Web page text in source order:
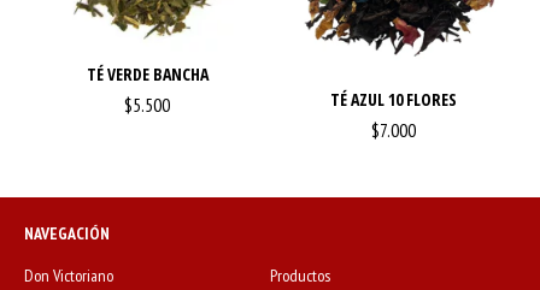
TÉ VERDE BANCHA
$5.500 TÉ AZUL 10 FLORES
$7.000
NAVEGACIÓN
Don Victoriano
Productos